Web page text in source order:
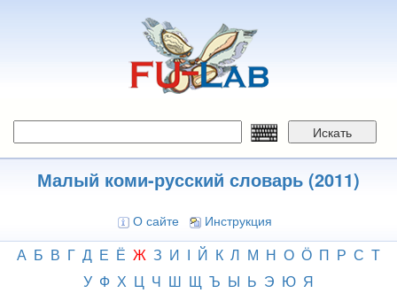
Искать
Малый коми-русский словарь (2011)
О сайте Инструкция
А Б В Г Д Е Ё Ж З И І Й К Л М Н О Ӧ П Р С Т
У Ф Х Ц Ч Ш Щ Ъ Ы Ь Э Ю Я